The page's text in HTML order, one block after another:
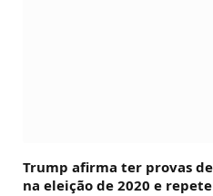
Trump afirma ter provas
na eleição de 2020 e